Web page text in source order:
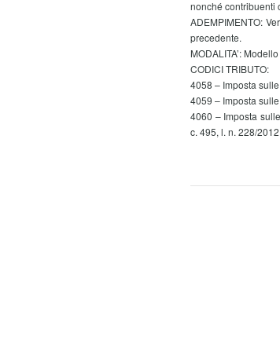
nonché contribuenti
ADEMPIMENTO:
precedente.
MODALITA’:
CODICI TRIBUTO:
4058 – Imposta
4059 – Imposta
4060 – Imposta
c. 495, l. n. 228/2012